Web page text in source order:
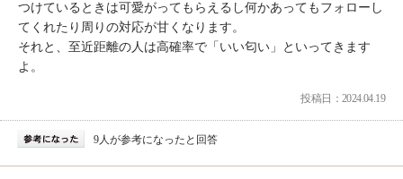
つけているときは可愛がってもらえるし何かあってもフォローし
てくれたり周りの対応が甘くなります。
それと、至近距離の人は高確率で「いい匂い」といってきます
よ。
投稿日：2024.04.19
9人が参考になったと回答